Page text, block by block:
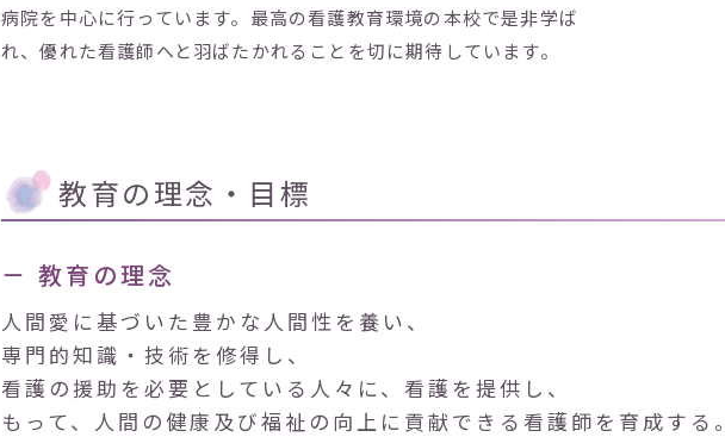
病院を中心に行っています。最高の看護教育環境の本校で是非学ば
れ、優れた看護師へと羽ばたかれることを切に期待しています。
教育の理念・目標
－ 教育の理念
人間愛に基づいた豊かな人間性を養い、
専門的知識・技術を修得し、
看護の援助を必要としている人々に、看護を提供し、
もって、人間の健康及び福祉の向上に貢献できる看護師を育成する。